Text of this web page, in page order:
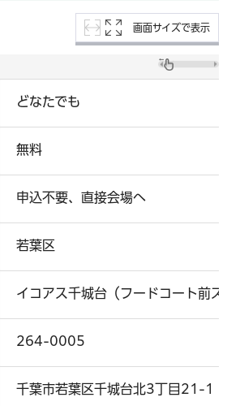
画面サイズで表示
どなたでも
無料
申込不要、直接会場へ
若葉区
イコアス千城台（フードコート前ス
264-0005
千葉市若葉区千城台北3丁目21-1